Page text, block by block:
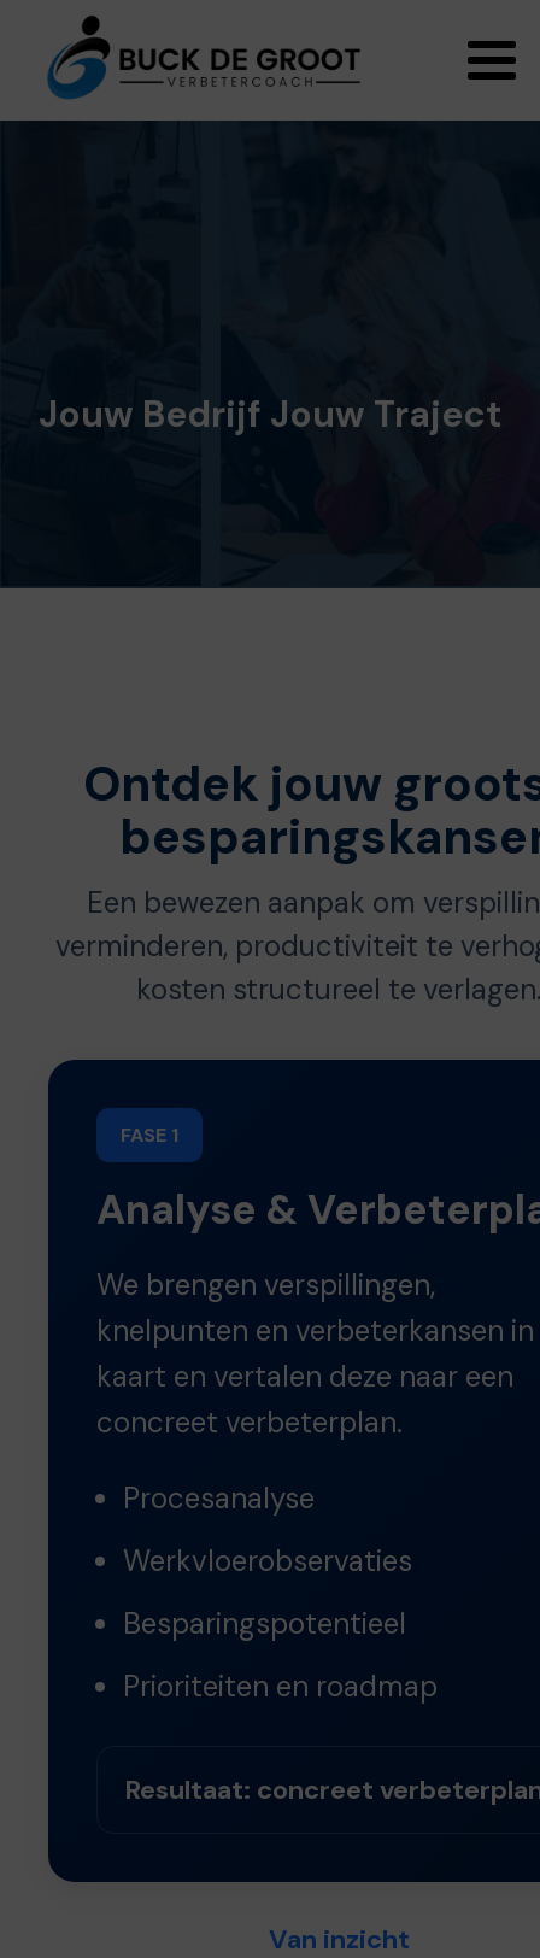
Jouw Bedrijf Jouw Traject
Ontdek jouw
Een bewezen aanpak om
verminderen, productiviteit te
kosten structureel te
FASE 1
Analyse &
We brengen verspillingen,
knelpunten en verbeterkansen in
kaart en vertalen deze naar een
concreet verbeterplan.
Procesanalyse
Werkvloerobservaties
Besparingspotentieel
Prioriteiten en roadmap
Resultaat: concreet
Van inzicht